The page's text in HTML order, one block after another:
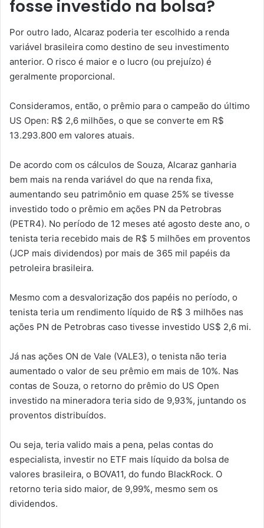
fosse investido na bolsa?
Por outro lado, Alcaraz poderia ter escolhido a renda
variável brasileira como destino de seu investimento
anterior. O risco é maior e o lucro (ou prejuízo) é
geralmente proporcional.
Consideramos, então, o prêmio para o campeão do último
US Open: R$ 2,6 milhões, o que se converte em R$
13.293.800 em valores atuais.
De acordo com os cálculos de Souza, Alcaraz ganharia
bem mais na renda variável do que na renda fixa,
aumentando seu patrimônio em quase 25% se tivesse
investido todo o prêmio em ações PN da Petrobras
(PETR4). No período de 12 meses até agosto deste ano, o
tenista teria recebido mais de R$ 5 milhões em proventos
(JCP mais dividendos) por mais de 365 mil papéis da
petroleira brasileira.
Mesmo com a desvalorização dos papéis no período, o
tenista teria um rendimento líquido de R$ 3 milhões nas
ações PN de Petrobras caso tivesse investido US$ 2,6 mi.
Já nas ações ON de Vale (VALE3), o tenista não teria
aumentado o valor de seu prêmio em mais de 10%. Nas
contas de Souza, o retorno do prêmio do US Open
investido na mineradora teria sido de 9,93%, juntando os
proventos distribuídos.
Ou seja, teria valido mais a pena, pelas contas do
especialista, investir no ETF mais líquido da bolsa de
valores brasileira, o BOVA11, do fundo BlackRock. O
retorno teria sido maior, de 9,99%, mesmo sem os
dividendos.